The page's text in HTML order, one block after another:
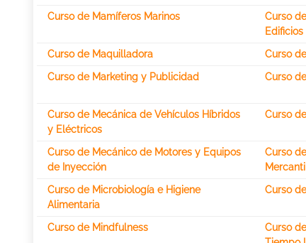
Curso de Mamíferos Marinos
Curso
Edificios
Curso de Maquilladora Curso
Curso de Marketing y Publicidad
Curso
Curso de Mecánica de Vehículos Híbridos
y Eléctricos
Curso
Curso de Mecánico de Motores y Equipos
de Inyección
Curso
Curso de Microbiología e Higiene
Alimentaria
Curso
Curso de Mindfulness
Curso